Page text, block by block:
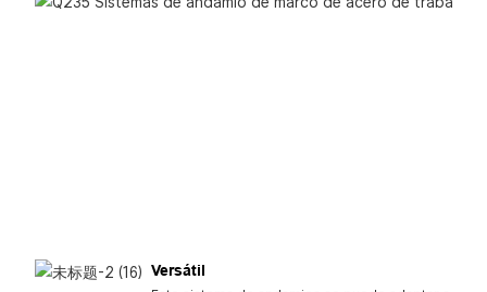
Versátil